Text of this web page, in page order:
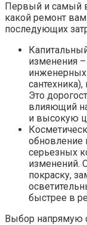
Первый и самый
какой ремонт
последующих
изменения
инженерных
Это
влияющий
и высокую
обновление
серьезных
изменений.
покраску,
быстрее в
Выбор напрямую